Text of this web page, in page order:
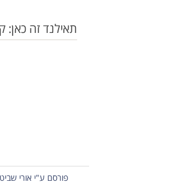
תאילנד זה כאן:
פורסם ע"י אורי שביט